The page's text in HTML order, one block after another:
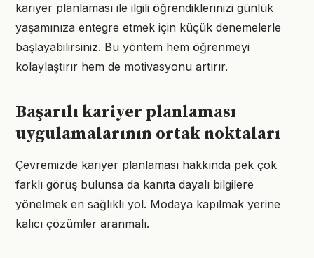
kariyer planlaması ile ilgili öğrendiklerinizi günlük
yaşamınıza entegre etmek için küçük denemelerle
başlayabilirsiniz. Bu yöntem hem öğrenmeyi
kolaylaştırır hem de motivasyonu artırır.
Başarılı kariyer planlaması
uygulamalarının ortak noktaları
Çevremizde kariyer planlaması hakkında pek çok
farklı görüş bulunsa da kanıta dayalı bilgilere
yönelmek en sağlıklı yol. Modaya kapılmak yerine
kalıcı çözümler aranmalı.